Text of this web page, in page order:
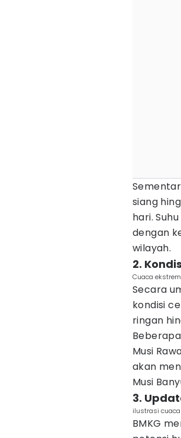
siang
hari.
dengan
wilayah.
2.
Cuaca
Secara
kondisi
ringan
Musi
akan
Musi
3.
ilustrasi
BMKG